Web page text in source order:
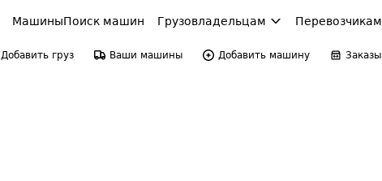
МашиныПоиск машин Грузовладельцам Перевозчикам
Добавить груз Ваши машины Добавить машину Заказы